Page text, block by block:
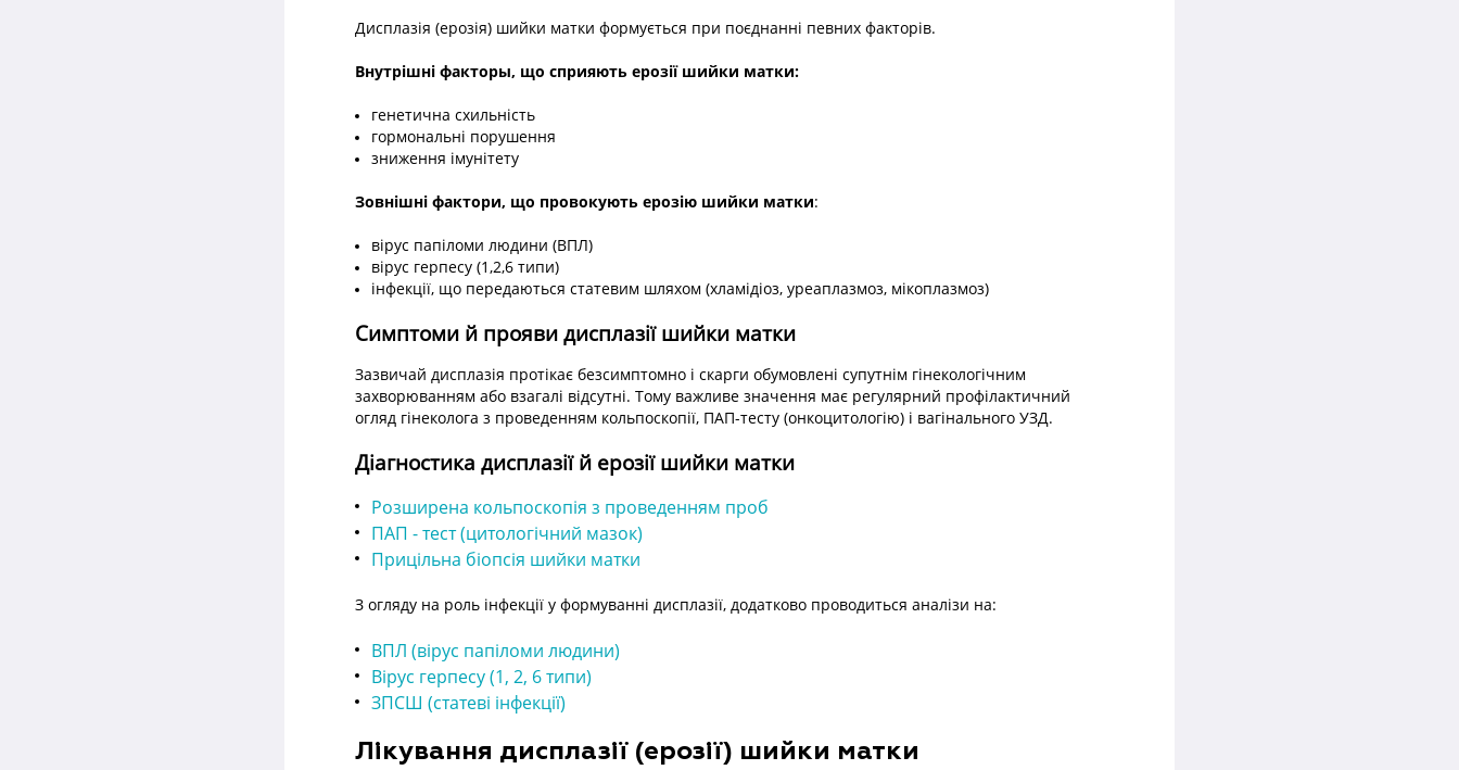
Дисплазія (ерозія) шийки матки формується при поєднанні певних факторів.
Внутрішні факторы, що сприяють ерозії шийки матки:
генетична схильність
гормональні порушення
зниження імунітету
Зовнішні фактори, що провокують ерозію шийки матки:
вірус папіломи людини (ВПЛ)
вірус герпесу (1,2,6 типи)
інфекції, що передаються статевим шляхом (хламідіоз, уреаплазмоз, мікоплазмоз)
Симптоми й прояви дисплазії шийки матки
Зазвичай дисплазія протікає безсимптомно і скарги обумовлені супутнім гінекологічним
захворюванням або взагалі відсутні. Тому важливе значення має регулярний профілактичний
огляд гінеколога з проведенням кольпоскопії, ПАП-тесту (онкоцитологію) і вагінального УЗД.
Діагностика дисплазії й ерозії шийки матки
Розширена кольпоскопія з проведенням проб
ПАП - тест (цитологічний мазок)
Прицільна біопсія шийки матки
З огляду на роль інфекції у формуванні дисплазії, додатково проводиться аналізи на:
ВПЛ (вірус папіломи людини)
Вірус герпесу (1, 2, 6 типи)
ЗПСШ (статеві інфекції)
Лікування дисплазії (ерозії) шийки матки